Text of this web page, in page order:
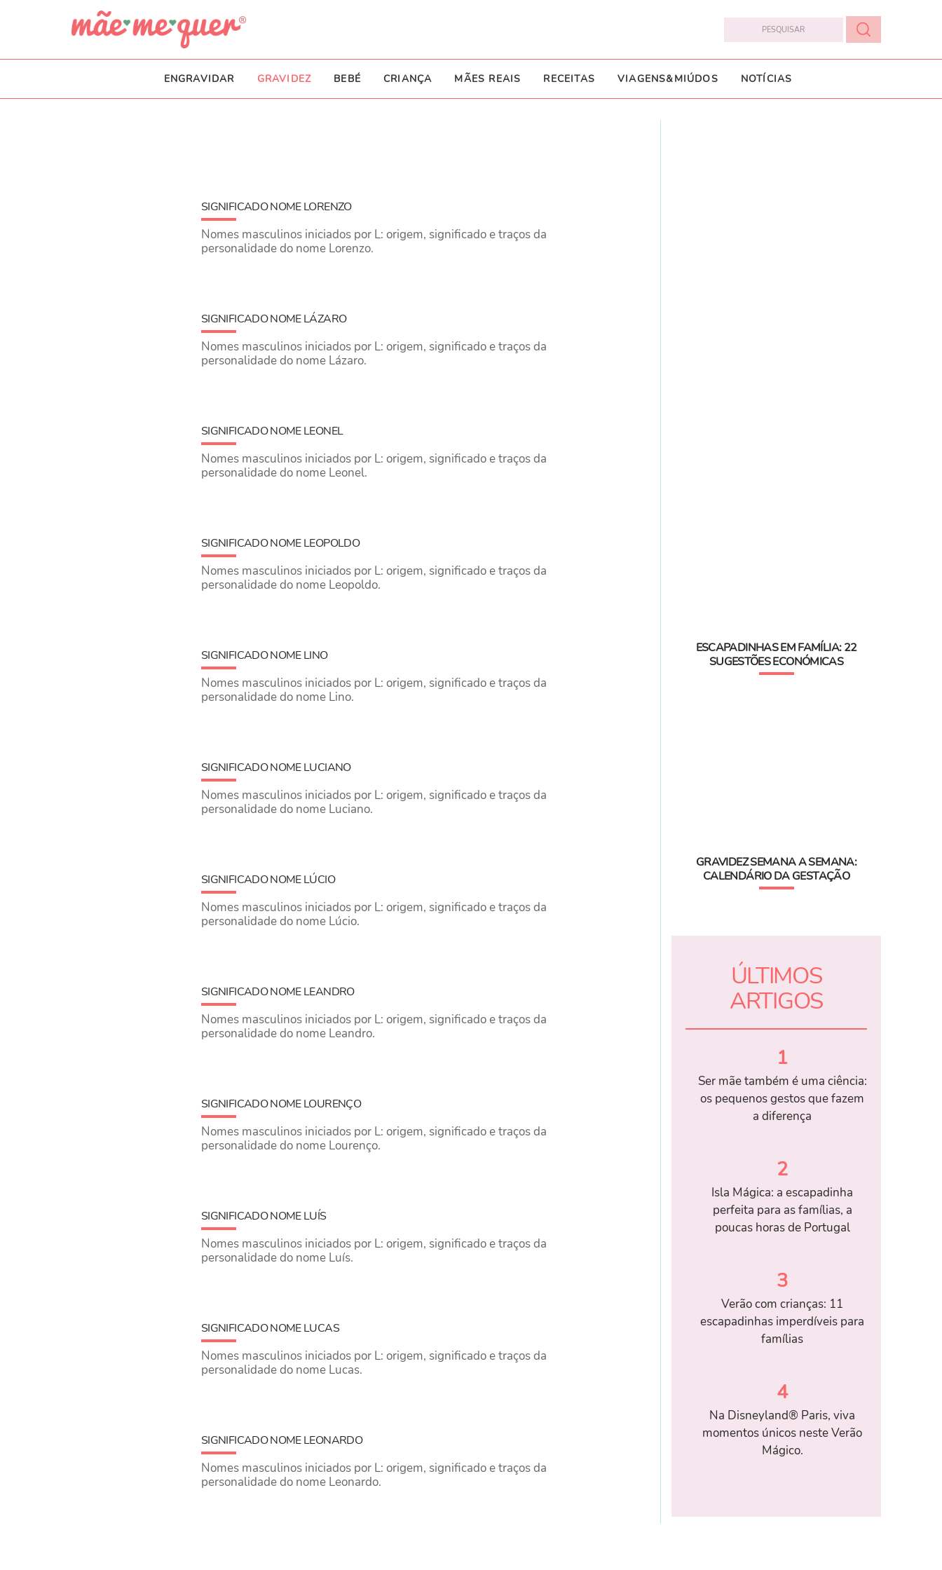
ENGRAVIDAR GRAVIDEZ BEBÉ CRIANÇA MÃES REAIS RECEITAS VIAGENS&MIÚDOS NOTÍCIAS
SIGNIFICADO NOME LORENZO
Nomes masculinos iniciados por L: origem, significado e traços da
personalidade do nome Lorenzo.
SIGNIFICADO NOME LÁZARO
Nomes masculinos iniciados por L: origem, significado e traços da
personalidade do nome Lázaro.
SIGNIFICADO NOME LEONEL
Nomes masculinos iniciados por L: origem, significado e traços da
personalidade do nome Leonel.
SIGNIFICADO NOME LEOPOLDO
Nomes masculinos iniciados por L: origem, significado e traços da
personalidade do nome Leopoldo.
SIGNIFICADO NOME LINO
Nomes masculinos iniciados por L: origem, significado e traços da
personalidade do nome Lino.
SIGNIFICADO NOME LUCIANO
Nomes masculinos iniciados por L: origem, significado e traços da
personalidade do nome Luciano.
SIGNIFICADO NOME LÚCIO
Nomes masculinos iniciados por L: origem, significado e traços da
personalidade do nome Lúcio.
SIGNIFICADO NOME LEANDRO
Nomes masculinos iniciados por L: origem, significado e traços da
personalidade do nome Leandro.
SIGNIFICADO NOME LOURENÇO
Nomes masculinos iniciados por L: origem, significado e traços da
personalidade do nome Lourenço.
SIGNIFICADO NOME LUÍS
Nomes masculinos iniciados por L: origem, significado e traços da
personalidade do nome Luís.
SIGNIFICADO NOME LUCAS
Nomes masculinos iniciados por L: origem, significado e traços da
personalidade do nome Lucas.
SIGNIFICADO NOME LEONARDO
Nomes masculinos iniciados por L: origem, significado e traços da
personalidade do nome Leonardo.
ESCAPADINHAS EM FAMÍLIA: 22
SUGESTÕES ECONÓMICAS
GRAVIDEZ SEMANA A SEMANA:
CALENDÁRIO DA GESTAÇÃO
ÚLTIMOS
ARTIGOS
1
Ser mãe também é uma ciência:
os pequenos gestos que fazem
a diferença
2
Isla Mágica: a escapadinha
perfeita para as famílias, a
poucas horas de Portugal
3
Verão com crianças: 11
escapadinhas imperdíveis para
famílias
4
Na Disneyland® Paris, viva
momentos únicos neste Verão
Mágico.